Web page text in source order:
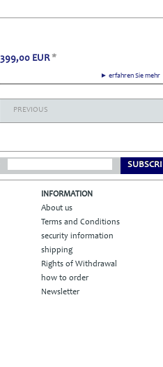
► erfahren Sie
399,00 EUR *
PREVIOUS
INFORMATION
About us
Terms and Conditions
security information
shipping
Rights of Withdrawal
how to order
Newsletter